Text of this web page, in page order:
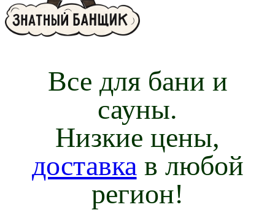
Все для бани и
сауны.
Низкие цены,
доставка в любой
регион!